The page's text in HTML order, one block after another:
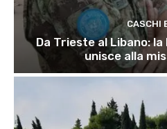
CASCHI
Da Trieste al Libano:
unisce alla